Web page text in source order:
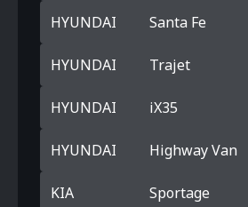
HYUNDAI Santa Fe
HYUNDAI Trajet
HYUNDAI iX35
HYUNDAI Highway Van
KIA Sportage